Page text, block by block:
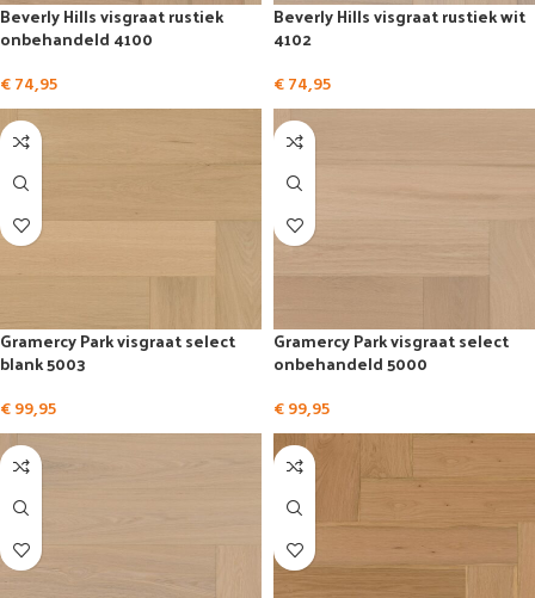
Beverly Hills visgraat rustiek
onbehandeld 4100
€74,95
Beverly Hills visgraat rustiek wit
4102
€74,95
Gramercy Park visgraat select
blank 5003
€99,95
Gramercy Park visgraat select
onbehandeld 5000
€99,95